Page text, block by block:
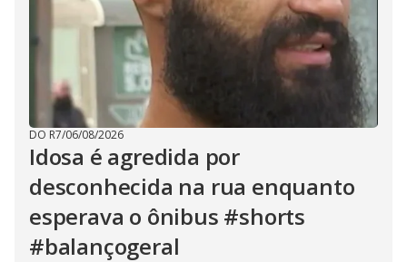
DO R7/06/08/2026
Idosa é agredida por
desconhecida na rua enquanto
esperava o ônibus #shorts
#balançogeral